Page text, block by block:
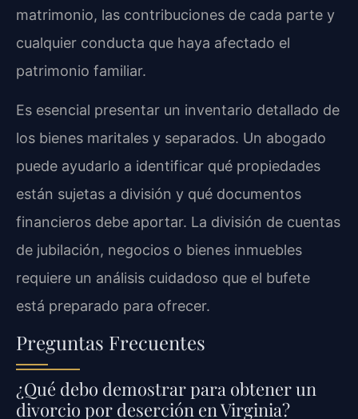
matrimonio, las contribuciones de cada parte y
cualquier conducta que haya afectado el
patrimonio familiar.
Es esencial presentar un inventario detallado de
los bienes maritales y separados. Un abogado
puede ayudarlo a identificar qué propiedades
están sujetas a división y qué documentos
financieros debe aportar. La división de cuentas
de jubilación, negocios o bienes inmuebles
requiere un análisis cuidadoso que el bufete
está preparado para ofrecer.
Preguntas Frecuentes
¿Qué debo demostrar para obtener un
divorcio por deserción en Virginia?